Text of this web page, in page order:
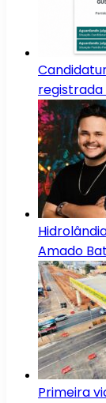
registrada
Amado
Primeira